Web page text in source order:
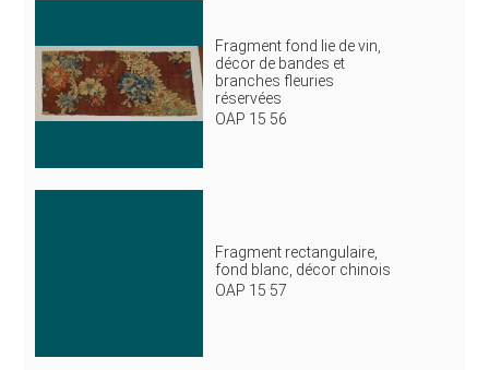
Fragment fond lie de vin,
décor de bandes et
branches fleuries
réservées
OAP 15 56
Fragment rectangulaire,
fond blanc, décor chinois
OAP 15 57